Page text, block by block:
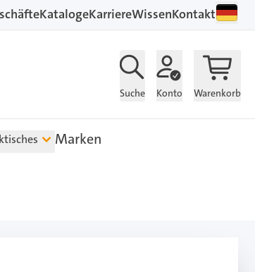
KatalogeKarriereWissenKontakt
Suche Konto Warenkorb
Marken